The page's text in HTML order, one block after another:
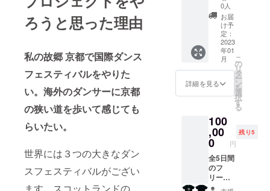
ろうと思った理由
私の故郷 京都で国際ダンス
フェスティバルをやりた
い。海外のダンサーに京都
の狭い道を歩いて感じても
らいたい。
世界には３つの大きなダン
スフェスティバルがござい
Bracey
USA
Bruzea
u・桂
勘・舞
踏白狐
系China
Compa
ny
cokase
Germa
n・舞踏
青龍會
原田伸
雄
ださ
い）ド
リンク
チケッ
ト２
枚 (ご
来場時
にお受
け取り
定。
（確認
メール
をお送
りしま
す）と
舞踏祭
特製T
シャツ
２枚
（M,Lか
らサイ
選びく
ださ
い）ド
リンク
チケッ
ト５枚
（当日
受付で
0人
お届
け予
定：
2023
年01
月
詳細を見る
こ
の
リ
タ
ー
ン
を
選
択
す
る
100
,00
0 円
残り5
全5日間
のフ
リーチ
ケット